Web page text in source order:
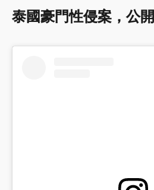
泰國豪門性侵案，公